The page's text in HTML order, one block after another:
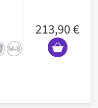
213,90 €